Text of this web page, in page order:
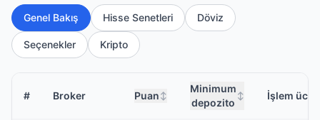
Genel Bakış Hisse Senetleri Döviz
Seçenekler Kripto
# Broker Puan ↕
Minimum
depozito
↕ İşlem